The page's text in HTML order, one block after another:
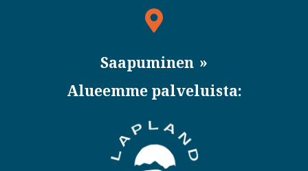
Saapuminen
Alueemme palveluista: